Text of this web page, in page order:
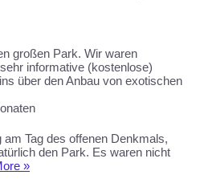
großen Park. Wir waren
informative (kostenlose)
über den Anbau von exotischen
Tag des offenen Denkmals,
den Park. Es waren nicht
»